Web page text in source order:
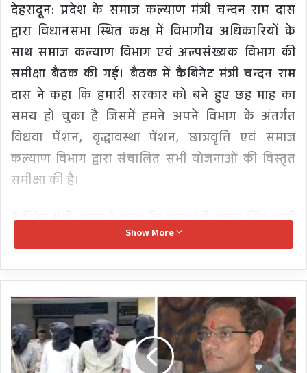
देहरादून: प्रदेश के समाज कल्याण मंत्री चन्दन राम दास
द्वारा विधानसभा स्थित कक्ष में विभागीय अधिकारियों के
साथ समाज कल्याण विभाग एवं अल्पसंख्यक विभाग की
समीक्षा बैठक की गई। बैठक में कैबिनेट मंत्री चन्दन राम
दास ने कहा कि हमारी सरकार को बने हुए छह माह का
समय हो चुका है जिसमें हमने अपने विभाग के अंतर्गत
विधवा पेंशन, वृद्धावस्था पेंशन, छात्रवृत्ति एवं समाज
कल्याण विभाग द्वारा संचालित सभी योजनाओं की विस्तृत
समीक्षा की है।
कैबिनेट मंत्री चन्दन ने कहा कि मुख्यमंत्री पुष्कर सिंह धामी
की घोषणा के अनुसार वृद्धावस्था पेंशन को बढ़ाकर 1500
कहा कि वृद्धावस्था पेंशन के तहत पति तथा पत्नी दोनों को
पेंशन देने की योजना का भी क्रियान्वयन हमारी सरकार
द्वारा किया जा रहा है।
चन्दन राम दास ने कहा कि प्रत्येक जनपद में स्थित
Show More
कैबिनेट
सौरभ
बहुगुणा
की